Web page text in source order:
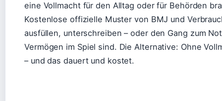
eine Vollmacht für den Alltag oder für Behörden
Kostenlose offizielle Muster von BMJ und
ausfüllen, unterschreiben – oder den Gang zum
Vermögen im Spiel sind. Die Alternative: Ohne
– und das dauert und kostet.